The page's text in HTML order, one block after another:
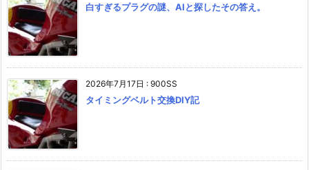
白すぎるプラグの謎、AIと探したその答え。
2026年7月17日 : 900SS
タイミングベルト交換DIY記